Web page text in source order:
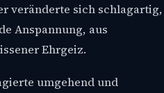
veränderte sich schlagartig,
Anspannung, aus
Ehrgeiz.
umgehend und